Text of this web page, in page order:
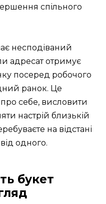
спільного
несподіваний
адресат отримує
посеред робочого
ранок. Це
себе, висловити
настрій близькій
на відстані
одного.
букет